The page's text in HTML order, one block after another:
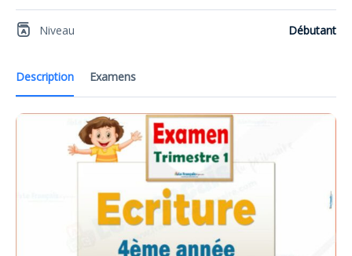
Description Examens
Niveau Débutant